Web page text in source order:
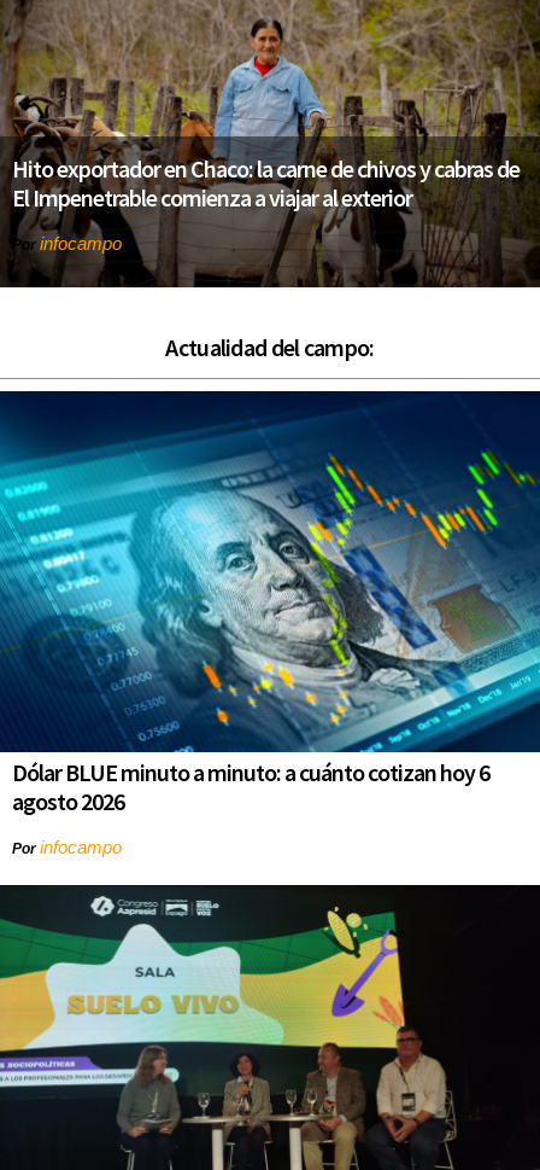
Hito exportador en Chaco: la carne de chivos y cabras de
El Impenetrable comienza a viajar al exterior
Por infocampo
Actualidad del campo:
Dólar BLUE minuto a minuto: a cuánto cotizan hoy 6
agosto 2026
Porinfocampo